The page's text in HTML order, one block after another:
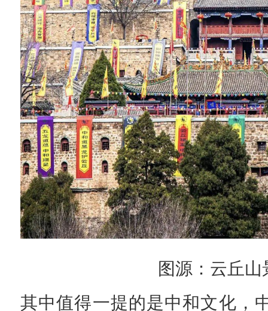
图源：云丘山
其中值得一提的是中和文化，